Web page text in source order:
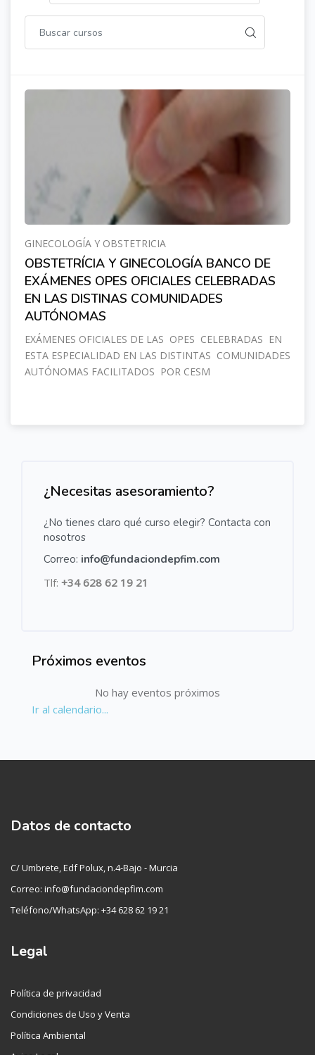
GINECOLOGÍA Y OBSTETRICIA
OBSTETRÍCIA Y GINECOLOGÍA BANCO DE
EXÁMENES OPES OFICIALES CELEBRADAS
EN LAS DISTINAS COMUNIDADES
AUTÓNOMAS
EXÁMENES OFICIALES DE LAS OPES CELEBRADAS EN
ESTA ESPECIALIDAD EN LAS DISTINTAS COMUNIDADES
AUTÓNOMAS FACILITADOS POR CESM
¿Necesitas asesoramiento?
¿No tienes claro qué curso elegir? Contacta con
nosotros
Correo: info@fundaciondepfim.com
Tlf: +34 628 62 19 21
Salta Próximos eventos
Próximos eventos
No hay eventos próximos
Ir al calendario...
Datos de contacto
C/ Umbrete, Edf Polux, n.4-Bajo - Murcia
Correo: info@fundaciondepfim.com
Teléfono/WhatsApp: +34 628 62 19 21
Legal
Política de privacidad
Condiciones de Uso y Venta
Política Ambiental